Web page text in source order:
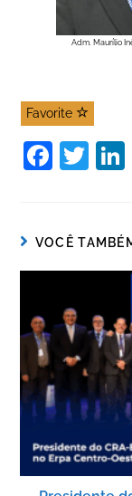
Adm. Maurílio Inês,
Favorite
F
e
b
o
o
k
T
er
n
VOCÊ